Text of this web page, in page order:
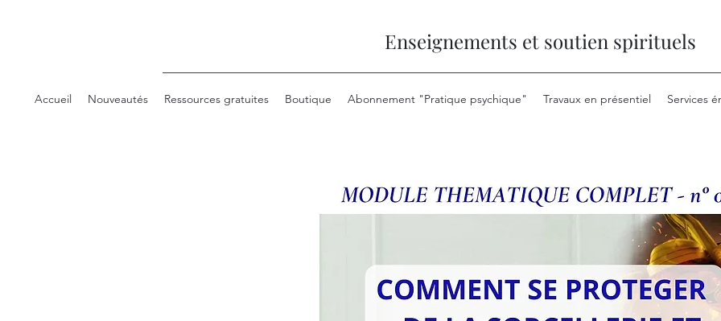
Enseignements et soutien spirituels
Accueil Nouveautés Ressources gratuites Boutique Abonnement "Pratique psychique" Travaux en présentiel Services